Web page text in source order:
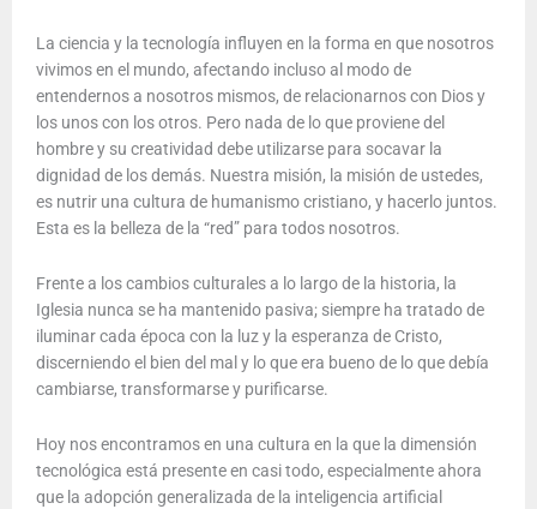
La ciencia y la tecnología influyen en la forma en que nosotros
vivimos en el mundo, afectando incluso al modo de
entendernos a nosotros mismos, de relacionarnos con Dios y
los unos con los otros. Pero nada de lo que proviene del
hombre y su creatividad debe utilizarse para socavar la
dignidad de los demás. Nuestra misión, la misión de ustedes,
es nutrir una cultura de humanismo cristiano, y hacerlo juntos.
Esta es la belleza de la “red” para todos nosotros.
Frente a los cambios culturales a lo largo de la historia, la
Iglesia nunca se ha mantenido pasiva; siempre ha tratado de
iluminar cada época con la luz y la esperanza de Cristo,
discerniendo el bien del mal y lo que era bueno de lo que debía
cambiarse, transformarse y purificarse.
Hoy nos encontramos en una cultura en la que la dimensión
tecnológica está presente en casi todo, especialmente ahora
que la adopción generalizada de la inteligencia artificial